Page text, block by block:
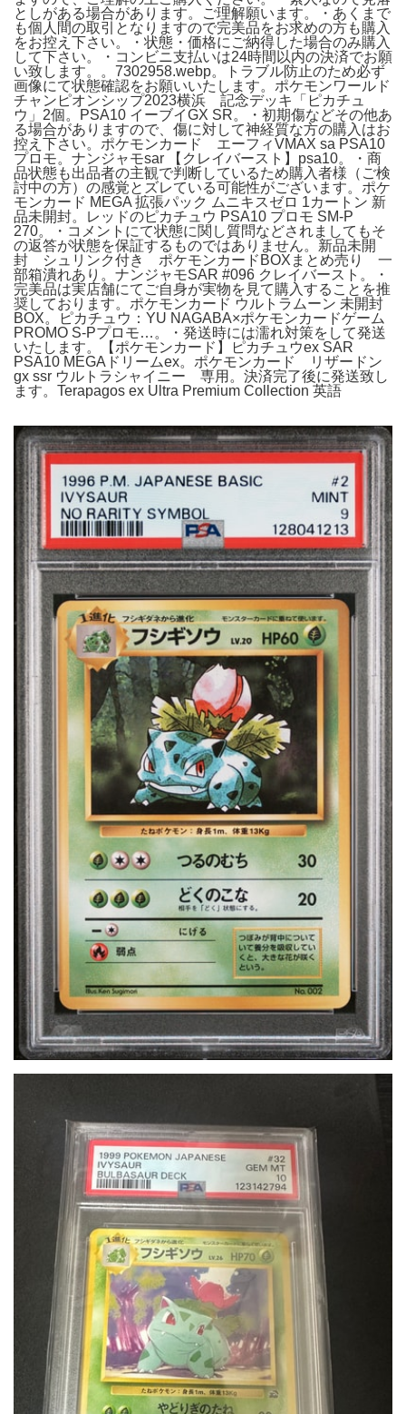
としがある場合があります。ご理解願います。・あくまで
も個人間の取引となりますので完美品をお求めの方も購入
をお控え下さい。・状態・価格にご納得した場合のみ購入
して下さい。・コンビニ支払いは24時間以内の決済でお願
い致します。。7302958.webp。トラブル防止のため必ず
画像にて状態確認をお願いいたします。ポケモンワールド
チャンピオンシップ2023横浜 記念デッキ「ピカチュ
ウ」2個。PSA10 イーブイGX SR。・初期傷などその他あ
る場合がありますので、傷に対して神経質な方の購入はお
控え下さい。ポケモンカード エーフィVMAX sa PSA10
プロモ。ナンジャモsar 【クレイバースト】psa10。・商
品状態も出品者の主観で判断しているため購入者様（ご検
討中の方）の感覚とズレている可能性がございます。ポケ
モンカード MEGA 拡張パック ムニキスゼロ 1カートン 新
品未開封。レッドのピカチュウ PSA10 プロモ SM-P
270。・コメントにて状態に関し質問などされましてもそ
の返答が状態を保証するものではありません。新品未開
封 シュリンク付き ポケモンカードBOXまとめ売り 一
部箱潰れあり。ナンジャモSAR #096 クレイバースト。・
完美品は実店舗にてご自身が実物を見て購入することを推
奨しております。ポケモンカード ウルトラムーン 未開封
BOX。ピカチュウ：YU NAGABA×ポケモンカードゲーム
PROMO S-Pプロモ…。・発送時には濡れ対策をして発送
いたします。【ポケモンカード】ピカチュウex SAR
PSA10 MEGAドリームex。ポケモンカード リザードン
gx ssr ウルトラシャイニー 専用。決済完了後に発送致し
ます。Terapagos ex Ultra Premium Collection 英語